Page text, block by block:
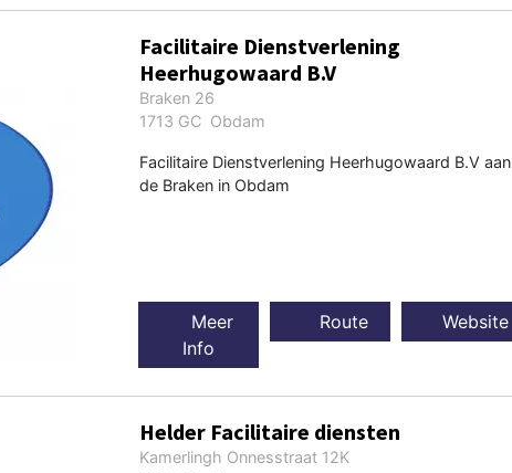
Facilitaire Dienstverlening
Heerhugowaard B.V
Braken 26
1713 GC Obdam
Facilitaire Dienstverlening Heerhugowaard B.V aan
de Braken in Obdam
Meer
Info
Route Website
Helder Facilitaire diensten
Kamerlingh Onnesstraat 12K